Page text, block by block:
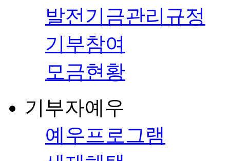
발전기금관리규정
기부참여
모금현황
기부자예우
예우프로그램